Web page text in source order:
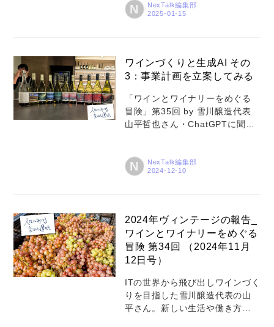
お問い合わせ
そのもののAI分析で客観的な分析
が可能になり偽物対策にも・ぶ
N NexTalk編集部
ワインづくりと生成AI その
3：事業計画を立案してみる
「ワインとワイナリーをめぐる
冒険」第35回 by 雪川醸造代表
山平哲也さん・ChatGPTに聞い
案を手伝ってほしい」・知りた
い答えを得るためのしかるべき
N NexTalk編集部
2024年ヴィンテージの報告_
ワインとワイナリーをめぐる
冒険 第34回 （2024年11月
12日号）
ITの世界から飛び出しワインづく
りを目指した雪川醸造代表の山
平さん。新しい生活や働き方を